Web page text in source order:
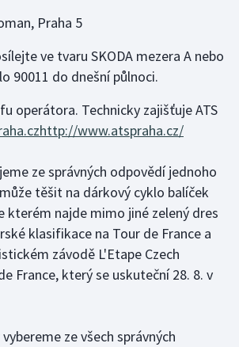
Praha 5
ve tvaru SKODA mezera A nebo
90011 do dnešní půlnoci.
operátora. Technicky zajišťuje ATS
http://www.atspraha.cz/
ze správných odpovědí jednoho
těšit na dárkový cyklo balíček
kterém najde mimo jiné zelený dres
klasifikace na Tour de France a
závodě L'Etape Czech
France, který se uskuteční 28. 8. v
ze všech správných